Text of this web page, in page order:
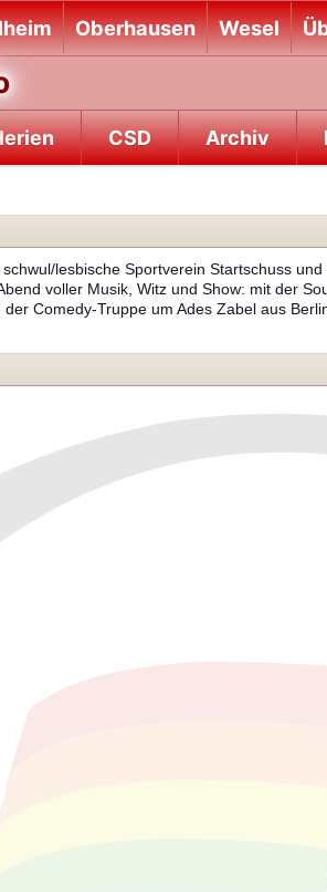
Oberhausen Wesel
CSD Archiv
lesbische Sportverein Startschuss
voller Musik, Witz und Show: mit der
Comedy-Truppe um Ades Zabel aus